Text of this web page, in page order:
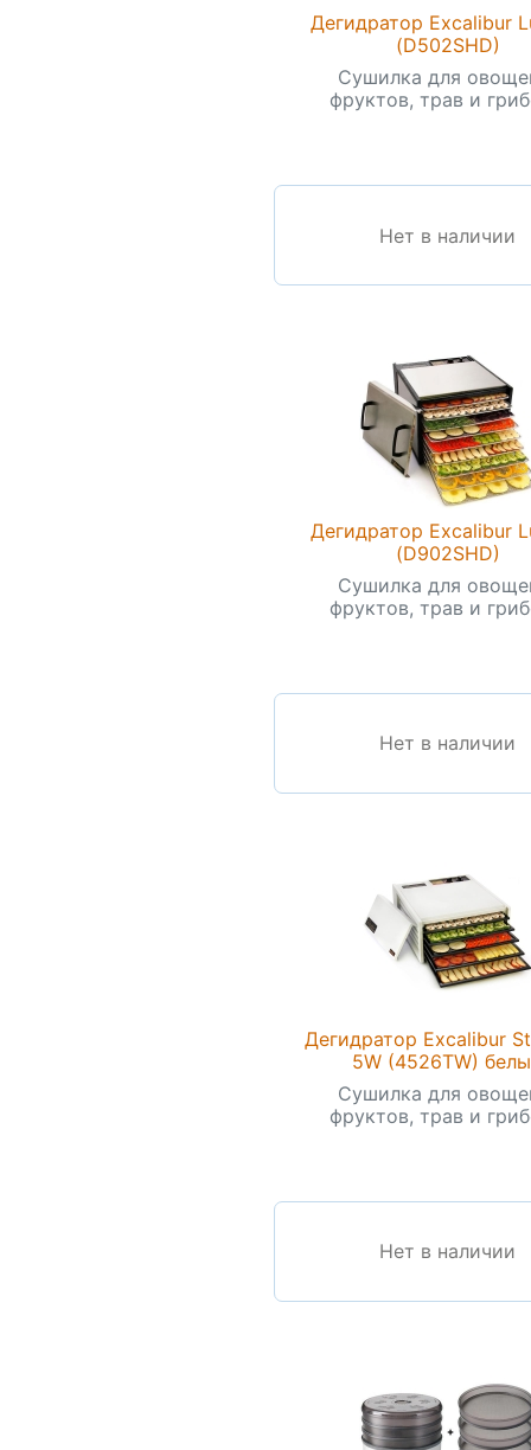
Дегидратор Excalibur
(D502SHD)
Сушилка для
фруктов, трав и
Нет в наличии
Дегидратор Excalibur
(D902SHD)
Сушилка для
фруктов, трав и
Нет в наличии
Дегидратор Excalibur
5W (4526TW)
Сушилка для
фруктов, трав и
Нет в наличии